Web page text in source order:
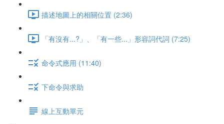
描述地圖上的相關位置 (2:36)
「有沒有...?」、「有一些...」形容詞代詞 (7:25)
命令式應用 (11:40)
下命令與求助
線上互動單元